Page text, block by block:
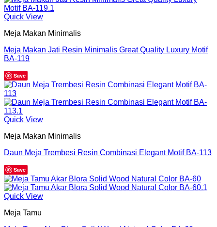
Quick View
Meja Makan Minimalis
Meja Makan Jati Resin Minimalis Great Quality Luxury Motif
BA-119
Save
Quick View
Meja Makan Minimalis
Daun Meja Trembesi Resin Combinasi Elegant Motif BA-113
Save
Quick View
Meja Tamu